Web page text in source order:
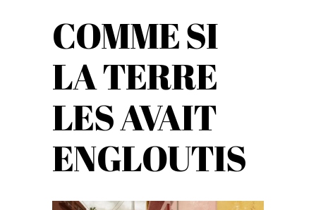
COMME SI
LA TERRE
LES AVAIT
ENGLOUTIS